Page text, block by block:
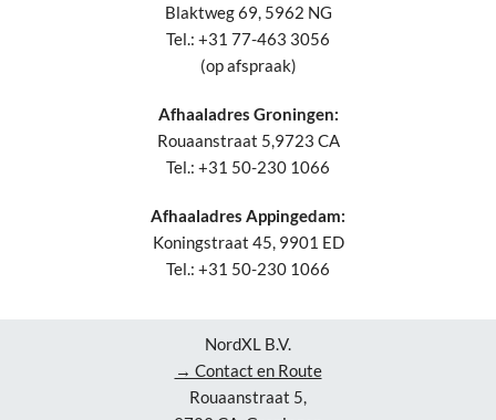
Blaktweg 69, 5962 NG
Tel.: +31 77-463 3056
(op afspraak)
Afhaaladres Groningen:
Rouaanstraat 5,9723 CA
Tel.: +31 50-230 1066
Afhaaladres Appingedam:
Koningstraat 45, 9901 ED
Tel.: +31 50-230 1066
NordXL B.V.
→ Contact en Route
Rouaanstraat 5,